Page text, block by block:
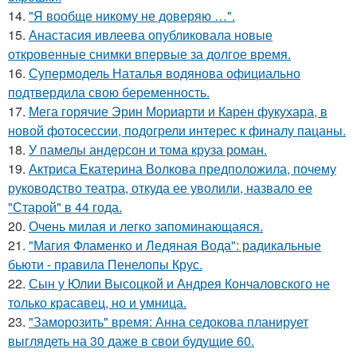
14. "Я вообще никому не доверяю …".
15. Анастасия ивлеева опубликовала новые
откровенные снимки впервые за долгое время.
16. Супермодель Наталья водянова официально
подтвердила свою беременность.
17. Мега горячие Эрин Мориарти и Карен фукухара, в
новой фотосессии, подогрели интерес к финалу пацаны.
18. У памелы андерсон и тома круза роман.
19. Актриса Екатерина Волкова предположила, почему
руководство театра, откуда ее уволили, назвало ее
"Старой" в 44 года.
20. Очень милая и легко запоминающаяся.
21. "Магия Фламенко и Ледяная Вода": радикальные
бьюти - правила Пенелопы Крус.
22. Сын у Юлии Высоцкой и Андрея Кончаловского не
только красавец, но и умница.
23. "Заморозить" время: Анна седокова планирует
выглядеть на 30 даже в свои будущие 60.